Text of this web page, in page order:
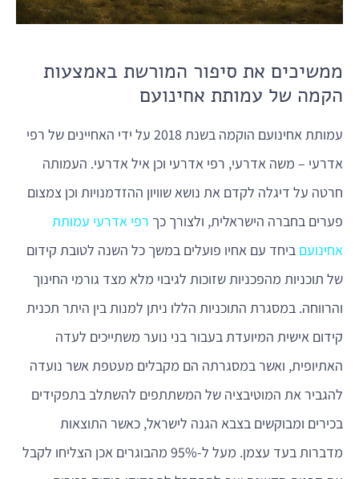
ממשיכים את סיפור המורשת באמצעות
הקמה של עמותת אחינועם
עמותת אחינועם הוקמה בשנת 2018 על ידי האחיינים של רפי
אדרעי – משה אדרעי, רפי אדרעי וכן איל אדרעי. העמותה
חרטה על דיגלה לקדם את נושא שוויון ההזדמנויות וכן צמצום
פערים בחברה הישראלית, ולצורך כך רפי אדרעי עמותת
אחינועם ביחד עם אחיו פועלים במשך כל השנה לטובת קידום
של תוכניות מהפכניות שזוכות לגיבוי מלא מצד גורמי החינוך
והרווחה. במסגרת התוכניות הללו ניתן למנות בין היתר תכנית
קידום אישית המיועדת בעבור בני נוער משתייכים לעדה
האתיופית, ואשר במסגרתה הם מקבלים מעטפת אשר נועדה
להגביר את המוטיבציה של המשתתפים להשתלב בתפקידים
בכירים ומבוקשים בצבא הגנה לישראל, כאשר התוצאות
מדברות בעד עצמן. מעל ל-95% מהבוגרים אכן הצליחו לקבל